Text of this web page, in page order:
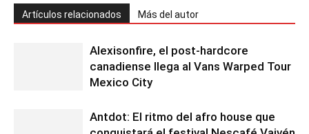
Artículos relacionados Más del autor
Alexisonfire, el post-hardcore
canadiense llega al Vans Warped Tour
Mexico City
Antdot: El ritmo del afro house que